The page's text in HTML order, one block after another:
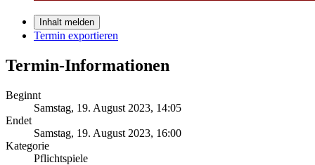
Inhalt melden
Termin exportieren
Termin-Informationen
Beginnt
Samstag, 19. August 2023, 14:05
Endet
Samstag, 19. August 2023, 16:00
Kategorie
Pflichtspiele